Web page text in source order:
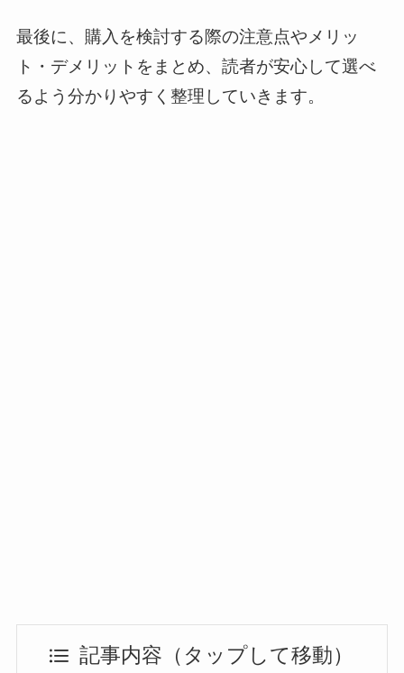
最後に、購入を検討する際の注意点やメリッ
ト・デメリットをまとめ、読者が安心して選べ
るよう分かりやすく整理していきます。
記事内容（タップして移動）